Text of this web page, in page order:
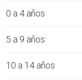
0 a 4 años
5 a 9 años
10 a 14 años